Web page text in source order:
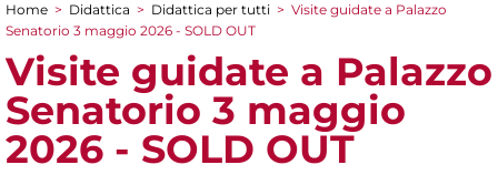
Tu sei qui
Home > Didattica > Didattica per tutti > Visite guidate a Palazzo
Senatorio 3 maggio 2026 - SOLD OUT
Visite guidate a Palazzo
Senatorio 3 maggio
2026 - SOLD OUT